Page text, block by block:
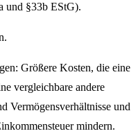
und §33b EStG).
Größere Kosten, die eine
vergleichbare andere
Vermögensverhältnisse und
mindern.